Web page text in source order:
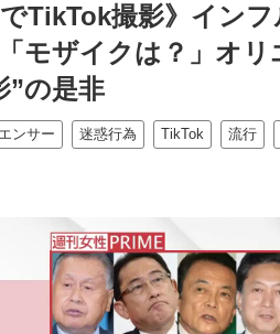
でTikTok撮影》イン
モザイクは？」オ
”の是非
ンサー 迷惑行為 TikTok 流行